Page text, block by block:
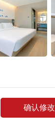
确认修改